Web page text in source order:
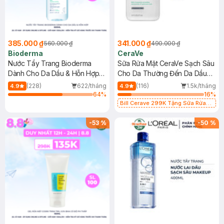
385.000 ₫560.000 ₫
Bioderma
Nước Tẩy Trang Bioderma
Dành Cho Da Dầu & Hỗn Hợp
500ml
4.9 (228)
622/tháng
64%
341.000 ₫490.000 ₫
CeraVe
Sữa Rửa Mặt CeraVe Sạch Sâu
Cho Da Thường Đến Da Dầu
473ml
4.9 (116)
1.5k/tháng
16%
Bill Cerave 299K Tặng Sữa Rửa
-53% -50 %